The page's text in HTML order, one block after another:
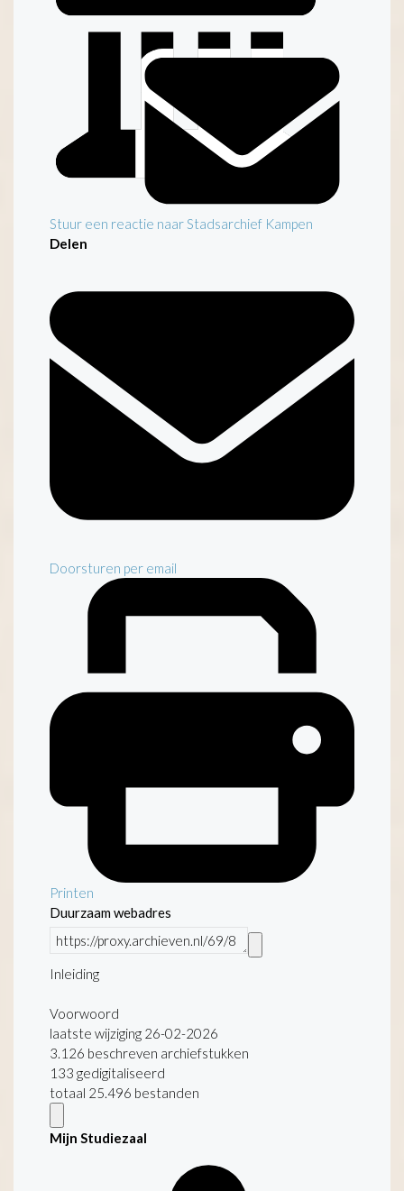
Inleiding
Stuur een reactie naar Stadsarchief Kampen
Delen
Doorsturen per email
Printen
Duurzaam webadres
Inleiding
Voorwoord
laatste wijziging 26-02-2026
3.126 beschreven archiefstukken
133 gedigitaliseerd
totaal 25.496 bestanden
Mijn Studiezaal